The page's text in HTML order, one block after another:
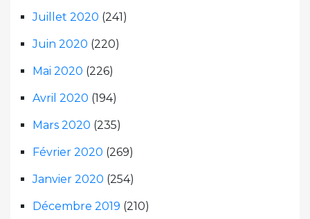
Juillet 2020 (241)
Juin 2020 (220)
Mai 2020 (226)
Avril 2020 (194)
Mars 2020 (235)
Février 2020 (269)
Janvier 2020 (254)
Décembre 2019 (210)